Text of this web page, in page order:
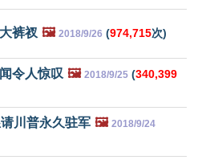
裤衩 🖼️ 2018/9/26 (974,715次)
令人惊叹 🖼️ 2018/9/25 (340,399
川普永久驻军 🖼️ 2018/9/24